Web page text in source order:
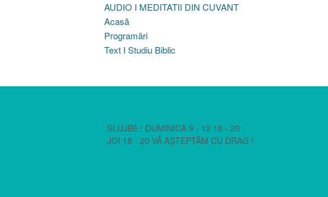
AUDIO I MEDITATII DIN CUVANT
Acasă
Programări
Text I Studiu Biblic
SLUJBE : DUMINICA 9 - 12 18 - 20
JOI 18 - 20 VĂ AȘTEPTĂM CU DRAG !